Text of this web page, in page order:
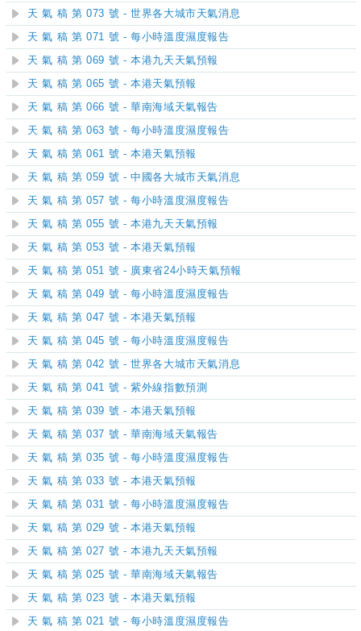
天 氣 稿 第 073 號 - 世界各大城市天氣消息
天 氣 稿 第 071 號 - 每小時溫度濕度報告
天 氣 稿 第 069 號 - 本港九天天氣預報
天 氣 稿 第 065 號 - 本港天氣預報
天 氣 稿 第 066 號 - 華南海域天氣報告
天 氣 稿 第 063 號 - 每小時溫度濕度報告
天 氣 稿 第 061 號 - 本港天氣預報
天 氣 稿 第 059 號 - 中國各大城市天氣消息
天 氣 稿 第 057 號 - 每小時溫度濕度報告
天 氣 稿 第 055 號 - 本港九天天氣預報
天 氣 稿 第 053 號 - 本港天氣預報
天 氣 稿 第 051 號 - 廣東省24小時天氣預報
天 氣 稿 第 049 號 - 每小時溫度濕度報告
天 氣 稿 第 047 號 - 本港天氣預報
天 氣 稿 第 045 號 - 每小時溫度濕度報告
天 氣 稿 第 042 號 - 世界各大城市天氣消息
天 氣 稿 第 041 號 - 紫外線指數預測
天 氣 稿 第 039 號 - 本港天氣預報
天 氣 稿 第 037 號 - 華南海域天氣報告
天 氣 稿 第 035 號 - 每小時溫度濕度報告
天 氣 稿 第 033 號 - 本港天氣預報
天 氣 稿 第 031 號 - 每小時溫度濕度報告
天 氣 稿 第 029 號 - 本港天氣預報
天 氣 稿 第 027 號 - 本港九天天氣預報
天 氣 稿 第 025 號 - 華南海域天氣報告
天 氣 稿 第 023 號 - 本港天氣預報
天 氣 稿 第 021 號 - 每小時溫度濕度報告